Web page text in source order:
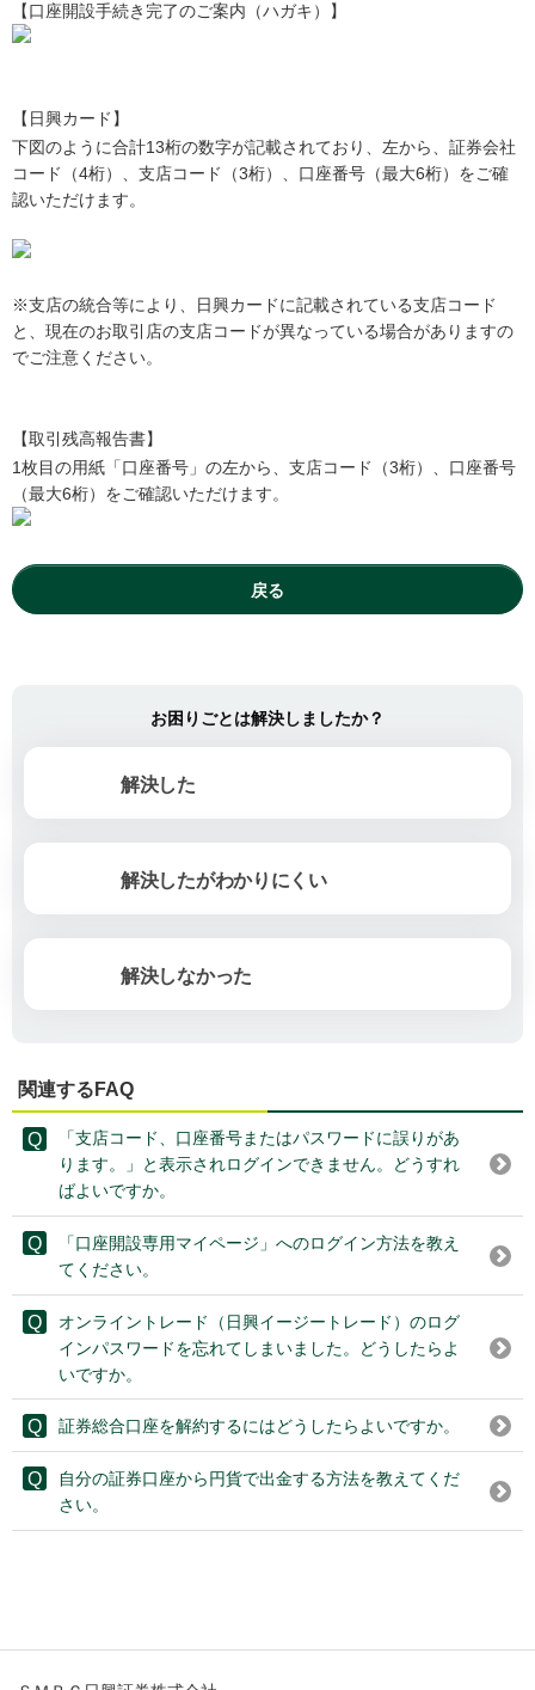
【口座開設手続き完了のご案内（ハガキ）】
【日興カード】
下図のように合計13桁の数字が記載されており、左から、証券会社
コード（4桁）、支店コード（3桁）、口座番号（最大6桁）をご確
認いただけます。
※支店の統合等により、日興カードに記載されている支店コード
と、現在のお取引店の支店コードが異なっている場合がありますの
でご注意ください。
【取引残高報告書】
1枚目の用紙「口座番号」の左から、支店コード（3桁）、口座番号
（最大6桁）をご確認いただけます。
戻る
お困りごとは解決しましたか？
解決した
解決したがわかりにくい
解決しなかった
関連するFAQ
「支店コード、口座番号またはパスワードに誤りがあ
ります。」と表示されログインできません。どうすれ
ばよいですか。
「口座開設専用マイページ」へのログイン方法を教え
てください。
オンライントレード（日興イージートレード）のログ
インパスワードを忘れてしまいました。どうしたらよ
いですか。
証券総合口座を解約するにはどうしたらよいですか。
自分の証券口座から円貨で出金する方法を教えてくだ
さい。